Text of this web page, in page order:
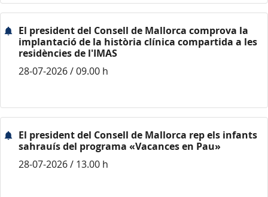
El president del Consell de Mallorca comprova la
implantació de la història clínica compartida a les
residències de l'IMAS
28-07-2026 / 09.00 h
El president del Consell de Mallorca rep els infants
sahrauís del programa «Vacances en Pau»
28-07-2026 / 13.00 h